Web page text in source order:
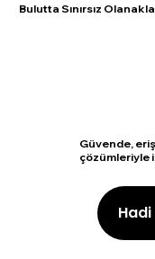
Bulutta Sınırsız
Güvende,
çözümleriyle